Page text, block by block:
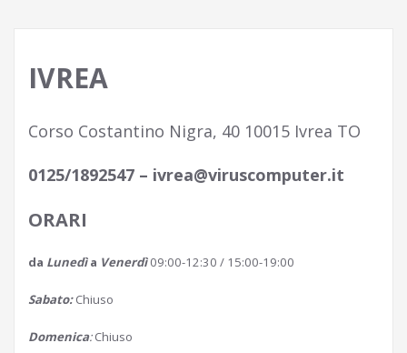
IVREA
Corso Costantino Nigra, 40 10015 Ivrea TO
0125/1892547 – ivrea@viruscomputer.it
ORARI
da Lunedìa Venerdì09:00-12:30 / 15:00-19:00
Sabato:Chiuso
Domenica:Chiuso